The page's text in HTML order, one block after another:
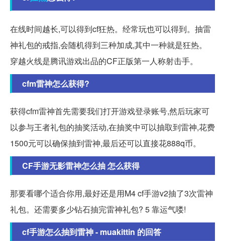
在线时间越长,可以得到cf狂热。经常玩也可以得到。抽雷
神礼包的戒指,会随机得到三种加成,其中一种就是狂热。
穿越火线是腾讯游戏出品的CF正版第一人称射击手。
cfm雷神怎么获得?
获得cfm雷神首先需要我们打开游戏登录账号,然后玩家可
以参与王者礼包的抽奖活动,在抽奖中可以抽取到雷神,花费
1500元可以确保抽到雷神,最后还可以直接花888q币。
CF手游无影雷神怎么抽 怎么获得
那要看哪个适合你用,最好还是用M4 cf手游v2抽了3次雷神
礼包。还需要多少钻石抽完雷神礼包? 5 靠运气喽!
cf手游怎么抽到雷神 - muakittin 的回答